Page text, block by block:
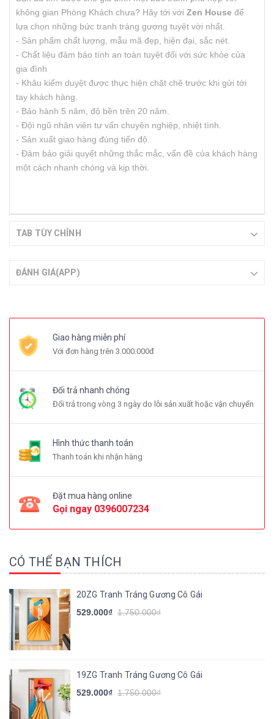
không gian Phòng Khách chưa? Hãy tới với Zen House để
lựa chọn những bức tranh tráng gương tuyệt vời nhất.
- Sản phẩm chất lượng, mẫu mã đẹp, hiện đại, sắc nét.
- Chất liệu đảm bảo tính an toàn tuyệt đối với sức khỏe của
gia đình
- Khâu kiểm duyệt được thực hiện chặt chẽ trước khi gửi tới
tay khách hàng.
- Bảo hành 5 năm, độ bền trên 20 năm.
- Đội ngũ nhân viên tư vấn chuyên nghiệp, nhiệt tình.
- Sản xuất giao hàng đúng tiến độ.
- Đảm bảo giải quyết những thắc mắc, vấn đề của khách hàng
một cách nhanh chóng và kịp thời.
TAB TÙY CHỈNH
ĐÁNH GIÁ(APP)
Giao hàng miễn phí
Với đơn hàng trên 3.000.000đ
Đổi trả nhanh chóng
Đổi trả trong vòng 3 ngày do lỗi sản xuất hoặc vận chuyển
Hình thức thanh toán
Thanh toán khi nhận hàng
Đặt mua hàng online
Gọi ngay 0396007234
CÓ THỂ BẠN THÍCH
20ZG Tranh Tráng Gương Cô Gái
529.000₫ 1.750.000₫
19ZG Tranh Tráng Gương Cô Gái
529.000₫ 1.750.000₫